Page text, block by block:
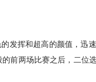
发挥和超高的颜值，迅
前两场比赛之后，二位